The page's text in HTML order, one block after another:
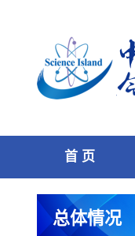
首 页
总体情况